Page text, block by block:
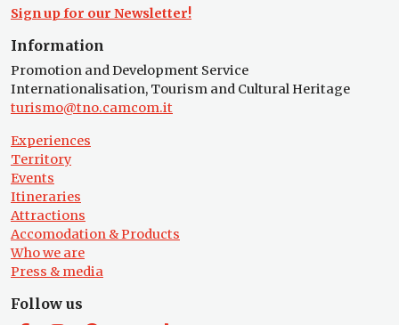
Sign up for our Newsletter!
Information
Promotion and Development Service
Internationalisation, Tourism and Cultural Heritage
turismo@tno.camcom.it
Experiences
Territory
Events
Itineraries
Attractions
Accomodation & Products
Who we are
Press & media
Follow us